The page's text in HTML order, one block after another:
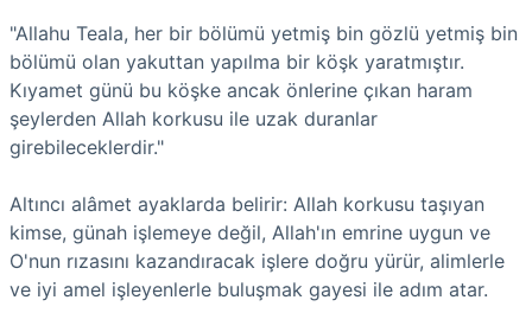
"Allahu Teala, her bir bölümü yetmiş bin gözlü yetmiş bin
bölümü olan yakuttan yapılma bir köşk yaratmıştır.
Kıyamet günü bu köşke ancak önlerine çıkan haram
şeylerden Allah korkusu ile uzak duranlar
girebileceklerdir."
Altıncı alâmet ayaklarda belirir: Allah korkusu taşıyan
kimse, günah işlemeye değil, Allah'ın emrine uygun ve
O'nun rızasını kazandıracak işlere doğru yürür, alimlerle
ve iyi amel işleyenlerle buluşmak gayesi ile adım atar.